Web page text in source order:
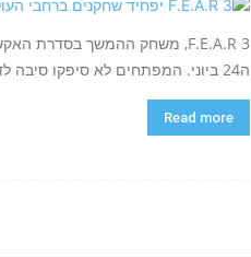
ה24 ביוני. המפתחים לא סיפקו סיבה לדחייה,...
Read more